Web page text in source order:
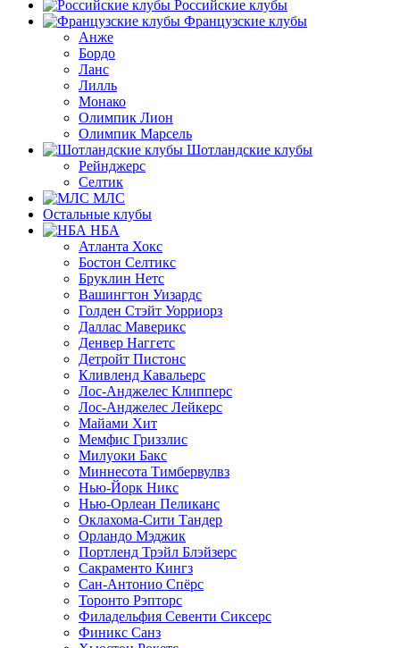
Российские клубы
Французские клубы
Анже
Бордо
Ланс
Лилль
Монако
Олимпик Лион
Олимпик Марсель
Шотландские клубы
Рейнджерс
Селтик
МЛС
Остальные клубы
НБА
Атланта Хокс
Бостон Селтикс
Бруклин Нетс
Вашингтон Уизардс
Голден Стэйт Уорриорз
Даллас Маверикс
Денвер Наггетс
Детройт Пистонс
Кливленд Кавальерс
Лос-Анджелес Клипперс
Лос-Анджелес Лейкерс
Майами Хит
Мемфис Гриззлис
Милуоки Бакс
Миннесота Тимбервулвз
Нью-Йорк Никс
Нью-Орлеан Пеликанс
Оклахома-Сити Тандер
Орландо Мэджик
Портленд Трэйл Блэйзерс
Сакраменто Кингз
Сан-Антонио Спёрс
Торонто Рэпторс
Филадельфия Севенти Сиксерс
Финикс Санз